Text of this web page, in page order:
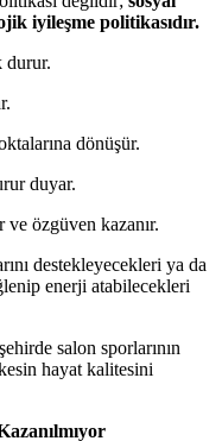
iyileşme politikasıdır.
dönüşür.
duyar.
özgüven kazanır.
destekleyecekleri ya da
enerji atabilecekleri
salon sporlarının
hayat kalitesini